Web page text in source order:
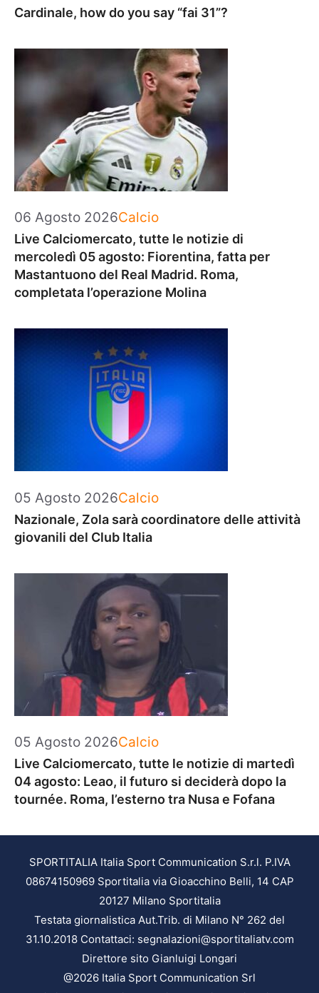
Cardinale, how do you say “fai 31”?
06 Agosto 2026Categorie
Calcio
Live Calciomercato, tutte le notizie di
mercoledì 05 agosto: Fiorentina, fatta per
Mastantuono del Real Madrid. Roma,
completata l’operazione Molina
05 Agosto 2026Categorie
Calcio
Nazionale, Zola sarà coordinatore delle attività
giovanili del Club Italia
05 Agosto 2026Categorie
Calcio
Live Calciomercato, tutte le notizie di martedì
04 agosto: Leao, il futuro si deciderà dopo la
tournée. Roma, l’esterno tra Nusa e Fofana
SPORTITALIA Italia Sport Communication S.r.l. P.IVA
08674150969 Sportitalia via Gioacchino Belli, 14 CAP
20127 Milano Sportitalia
Testata giornalistica Aut.Trib. di Milano N° 262 del
31.10.2018 Contattaci: segnalazioni@sportitaliatv.com
Direttore sito Gianluigi Longari
@2026 Italia Sport Communication Srl